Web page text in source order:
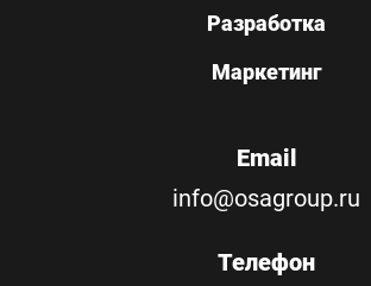
Разработка
Маркетинг
Email
info@osagroup.ru
Телефон